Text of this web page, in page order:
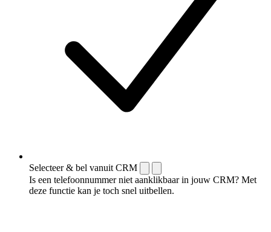
Selecteer & bel vanuit CRM
Is een telefoonnummer niet aanklikbaar in jouw CRM? Met
deze functie kan je toch snel uitbellen.